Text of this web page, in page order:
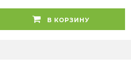
CARMOTION
В КОРЗИНУ